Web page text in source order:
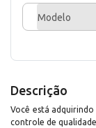
Modelo
Descrição
Você está
controle de